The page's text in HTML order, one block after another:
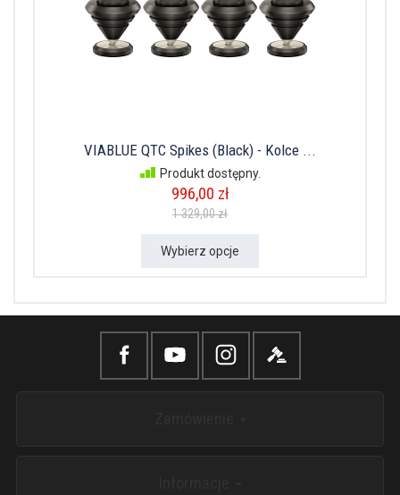
VIABLUE QTC Spikes (Black) - Kolce ...
Produkt dostępny.
996,00 zł
1 329,00 zł
Wybierz opcje